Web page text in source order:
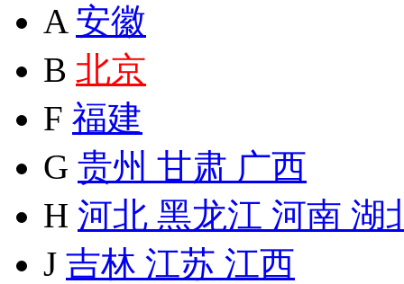
A 安徽
B 北京
F 福建
G 贵州 甘肃 广西
H 河北 黑龙江 河南 湖
J 吉林 江苏 江西